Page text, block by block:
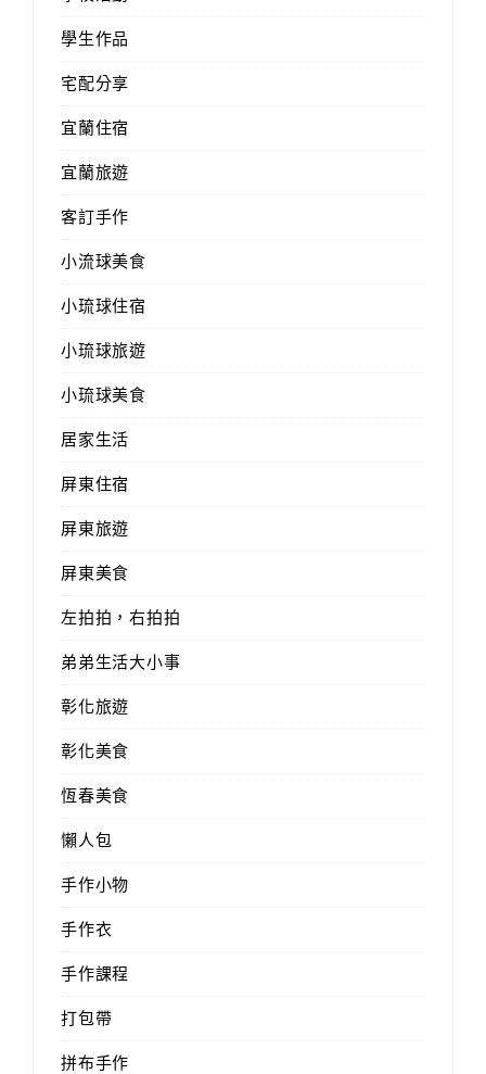
學生作品
宅配分享
宜蘭住宿
宜蘭旅遊
客訂手作
小流球美食
小琉球住宿
小琉球旅遊
小琉球美食
居家生活
屏東住宿
屏東旅遊
屏東美食
左拍拍，右拍拍
弟弟生活大小事
彰化旅遊
彰化美食
恆春美食
懶人包
手作小物
手作衣
手作課程
打包帶
拼布手作